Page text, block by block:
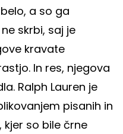
a so ga
skrbi, saj je
kravate
In res, njegova
Ralph Lauren je
pisanih in
so bile črne